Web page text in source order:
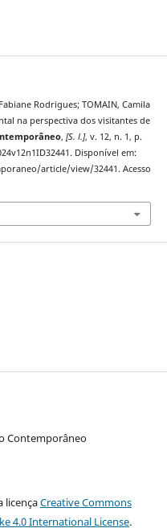
Rodrigues; TOMAIN, Camila
na perspectiva dos visitantes de
, [S. l.], v. 12, n. 1, p.
Disponível em:
article/view/32441. Acesso
Contemporâneo
licençaCreative Commons
4.0 International License.